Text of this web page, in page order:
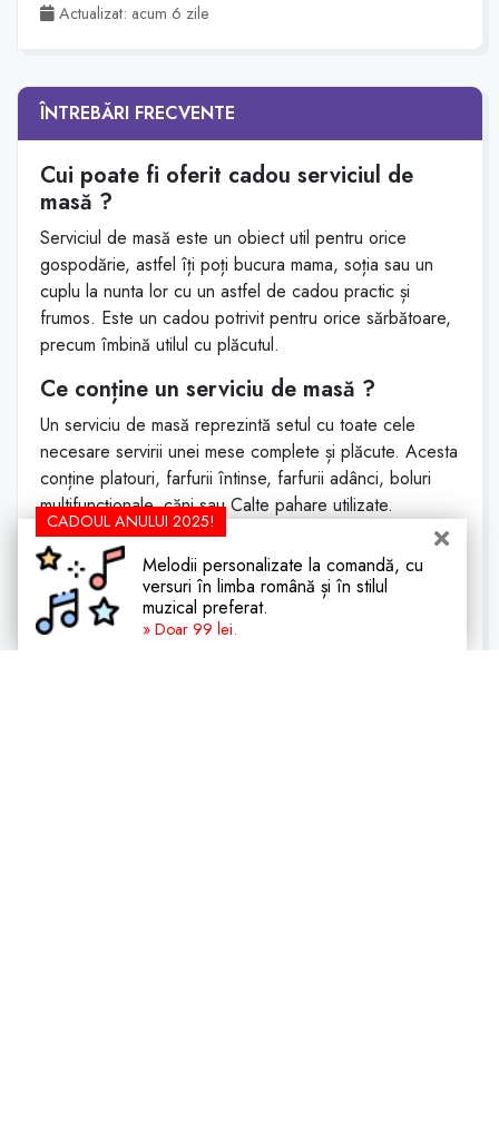
Actualizat: acum 6 zile
ÎNTREBĂRI FRECVENTE
Cui poate fi oferit cadou serviciul de
masă ?
Serviciul de masă este un obiect util pentru orice
gospodărie, astfel îți poți bucura mama, soția sau un
cuplu la nunta lor cu un astfel de cadou practic și
frumos. Este un cadou potrivit pentru orice sărbătoare,
precum îmbină utilul cu plăcutul.
Ce conține un serviciu de masă ?
Un serviciu de masă reprezintă setul cu toate cele
necesare servirii unei mese complete și plăcute. Acesta
conține platouri, farfurii întinse, farfurii adânci, boluri
multifuncționale, căni sau Calte pahare utilizate.
Ce beneficii aduce un astfel de cadou ?
Serviciul de masă va aduce un plus de eleganță
meselor tale datorită designului deosebit. Totodată, vei
uita de grija farfuriilor ce nu se potrivesc servirii mesei,
CADOUL ANULUI 2025!
Melodii personalizate la comandă, cu
versuri în limba română și în stilul
muzical preferat.
» Doar 99 lei.